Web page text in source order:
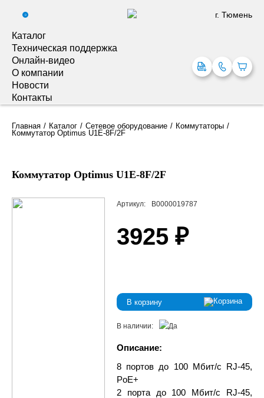
0 г. Тюмень
Каталог
Техническая поддержка
Онлайн-видео
О компании
Новости
Контакты
Главная Каталог Сетевое оборудование
Коммутаторы
Коммутатор Optimus U1E-8F/2F
Коммутатор Optimus U1E-8F/2F
Артикул: В0000019787
3925 ₽
В корзину
В наличии:
Описание:
8 портов до 100 Мбит/с RJ-45,
PoE+
2 порта до 100 Мбит/с RJ-45,